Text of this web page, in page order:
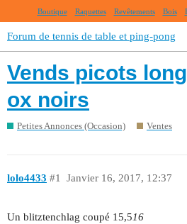
Boutique Raquettes Revêtements Bois
Forum de tennis de table et ping-pong
Vends picots
ox noirs
Petites Annonces (Occasion) Ventes
lolo4433 Janvier 16, 2017, 12:37
#1
Un blitztenchlag coupé 15,516